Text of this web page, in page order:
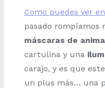
Como puedes ver
pasado rompíamos
máscaras de
cartulina y una
carajo, y es que
un plus más… una